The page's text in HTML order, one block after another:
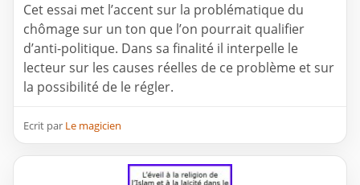
Cet essai met l’accent sur la problématique du
chômage sur un ton que l’on pourrait qualifier
d’anti-politique. Dans sa finalité il interpelle le
lecteur sur les causes réelles de ce problème et sur
la possibilité de le régler.
Ecrit par Le magicien